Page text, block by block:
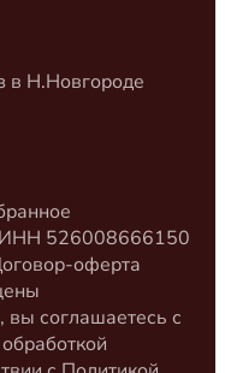
в Н.Новгороде
526008666150
оферта
вы соглашаетесь с